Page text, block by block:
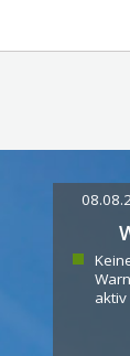
aktiv